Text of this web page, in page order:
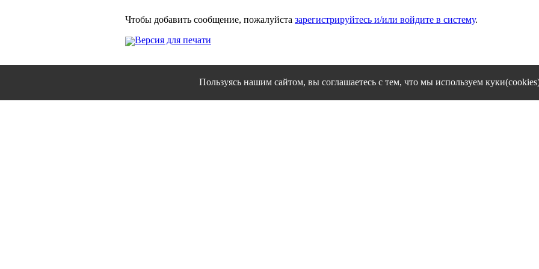
Чтобы добавить сообщение, пожалуйста зарегистрируйтесь и/или войдите в систему.
Версия для печати
Пользуясь нашим сайтом, вы соглашаетесь с тем, что мы используем